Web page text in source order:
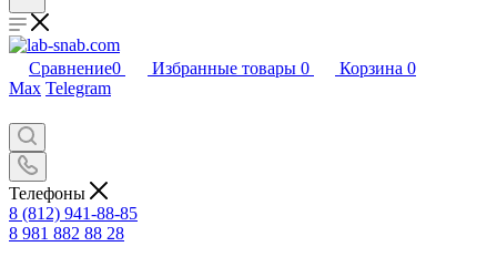
Сравнение0 Избранные товары 0 Корзина 0
Max Telegram
Телефоны
8 (812) 941-88-85
8 981 882 88 28